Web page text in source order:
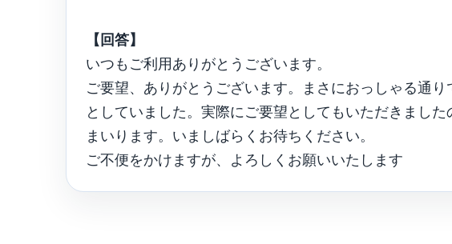
【回答】
いつもご利用ありがとうございます。
ご要望、ありがとうございます。まさにおっしゃる通
としていました。実際にご要望としてもいただきまし
まいります。いましばらくお待ちください。
ご不便をかけますが、よろしくお願いいたします